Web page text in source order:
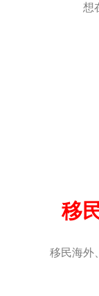
想
移
移民海外